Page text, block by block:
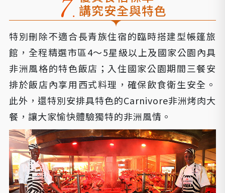
講究安全與特色
特別刪除不適合長青族住宿的臨時搭建型帳篷旅
館，全程精選市區4～5星級以上及國家公園內具
非洲風格的特色飯店；入住國家公園期間三餐安
排於飯店內享用西式料理，確保飲食衛生安全。
此外，還特別安排具特色的Carnivore非洲烤肉大
餐，讓大家愉快體驗獨特的非洲風情。